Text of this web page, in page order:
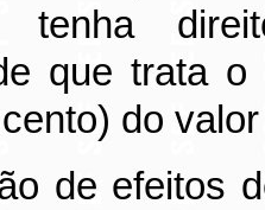
tenha
que trata o
do
de efeitos